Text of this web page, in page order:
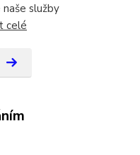
služby
celé